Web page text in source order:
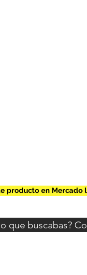
producto en Mercado
que buscabas?